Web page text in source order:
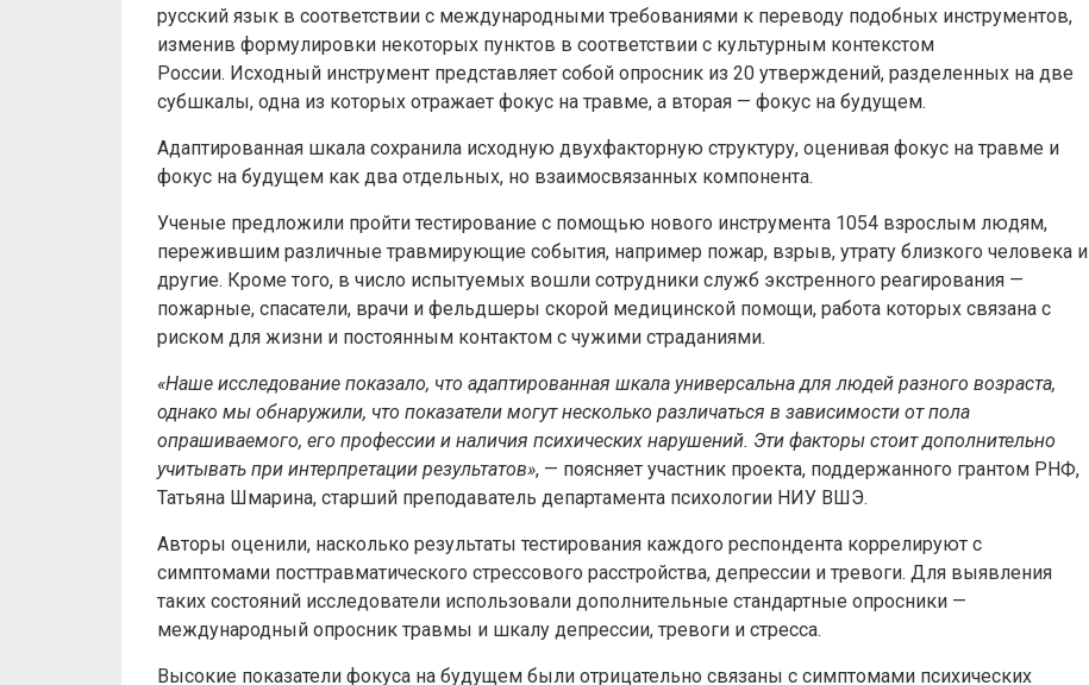
русский язык в соответствии с международными требованиями к переводу подобных инструментов,
изменив формулировки некоторых пунктов в соответствии с культурным контекстом
России. Исходный инструмент представляет собой опросник из 20 утверждений, разделенных на две
субшкалы, одна из которых отражает фокус на травме, а вторая — фокус на будущем.
Адаптированная шкала сохранила исходную двухфакторную структуру, оценивая фокус на травме и
фокус на будущем как два отдельных, но взаимосвязанных компонента.
Ученые предложили пройти тестирование с помощью нового инструмента 1054 взрослым людям,
пережившим различные травмирующие события, например пожар, взрыв, утрату близкого человека и
другие. Кроме того, в число испытуемых вошли сотрудники служб экстренного реагирования —
пожарные, спасатели, врачи и фельдшеры скорой медицинской помощи, работа которых связана с
риском для жизни и постоянным контактом с чужими страданиями.
«Наше исследование показало, что адаптированная шкала универсальна для людей разного возраста,
однако мы обнаружили, что показатели могут несколько различаться в зависимости от пола
опрашиваемого, его профессии и наличия психических нарушений. Эти факторы стоит дополнительно
учитывать при интерпретации результатов», — поясняет участник проекта, поддержанного грантом РНФ,
Татьяна Шмарина, старший преподаватель департамента психологии НИУ ВШЭ.
Авторы оценили, насколько результаты тестирования каждого респондента коррелируют с
симптомами посттравматического стрессового расстройства, депрессии и тревоги. Для выявления
таких состояний исследователи использовали дополнительные стандартные опросники —
международный опросник травмы и шкалу депрессии, тревоги и стресса.
Высокие показатели фокуса на будущем были отрицательно связаны с симптомами психических